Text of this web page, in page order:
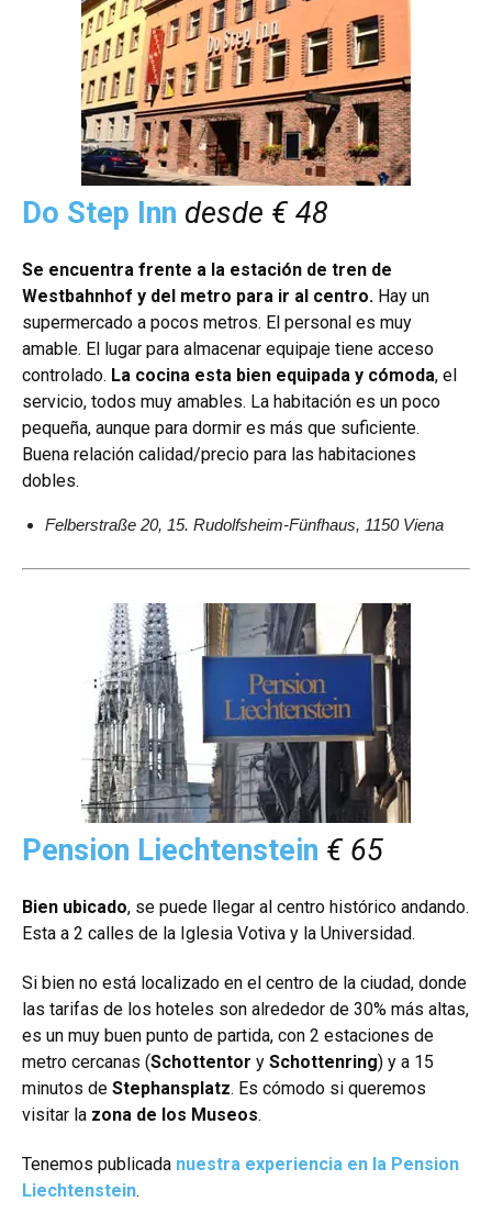
Do Step Inn desde € 48
Se encuentra frente a la estación de tren de
Westbahnhof y del metro para ir al centro. Hay un
supermercado a pocos metros. El personal es muy
amable. El lugar para almacenar equipaje tiene acceso
controlado. La cocina esta bien equipada y cómoda, el
servicio, todos muy amables. La habitación es un poco
pequeña, aunque para dormir es más que suficiente.
Buena relación calidad/precio para las habitaciones
dobles.
Felberstraße 20, 15. Rudolfsheim-Fünfhaus, 1150 Viena
Pension Liechtenstein € 65
Bien ubicado, se puede llegar al centro histórico andando.
Esta a 2 calles de la Iglesia Votiva y la Universidad.
Si bien no está localizado en el centro de la ciudad, donde
las tarifas de los hoteles son alrededor de 30% más altas,
es un muy buen punto de partida, con 2 estaciones de
metro cercanas (Schottentor y Schottenring) y a 15
minutos de Stephansplatz. Es cómodo si queremos
visitar la zona de los Museos.
Tenemos publicada nuestra experiencia en la Pension
Liechtenstein.